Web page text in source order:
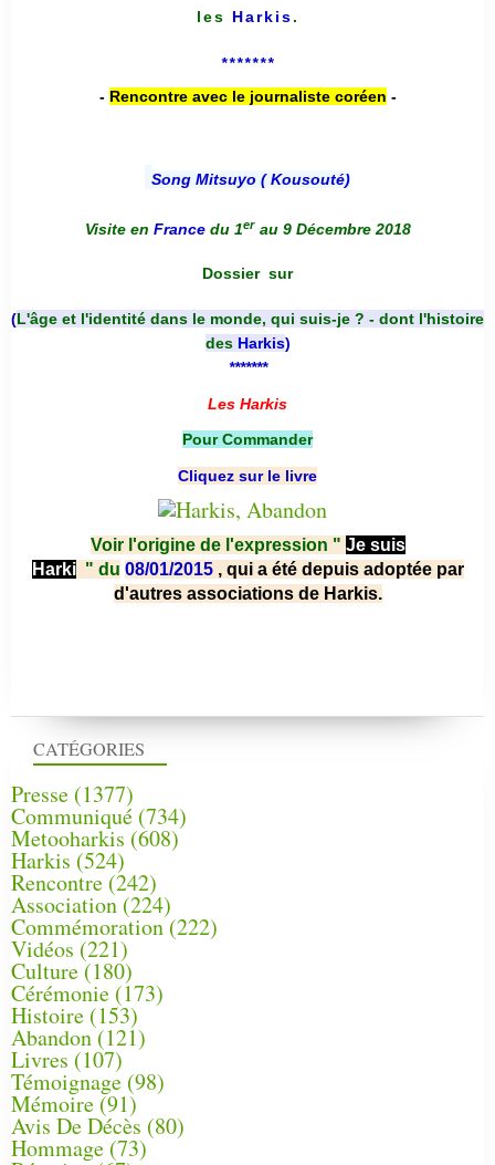
CATÉGORIES
Presse (1377)
Communiqué (734)
Metooharkis (608)
Harkis (524)
Rencontre (242)
Association (224)
Commémoration(222)
Vidéos (221)
Culture(180)
Cérémonie (173)
Histoire (153)
Abandon(121)
Livres (107)
Témoignage (98)
Mémoire (91)
Avis De Décès (80)
Hommage (73)
les Harkis.
*******
- Rencontre avec le journaliste coréen -
Song Mitsuyo ( Kousouté)
Visite en France du 1er au 9 Décembre 2018
Dossier sur
(L'âge et l'identité dans le monde, qui suis-je ? - dont l'histoire
des Harkis)
*******
Les Harkis
Pour Commander
Cliquez sur le livre
Voir l'origine de l'expression " Je suis
Harki " du 08/01/2015 , qui a été depuis adoptée par
d'autres associations de Harkis.